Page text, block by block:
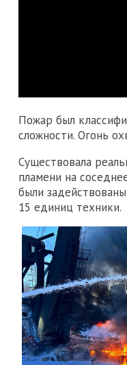
Пожар был
сложности. Огонь
Существовала
пламени на
были
15 единиц техники.